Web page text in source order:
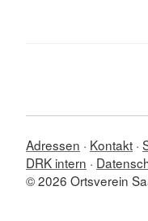
Adressen Kontakt
DRK intern
© 2026 Ortsverein